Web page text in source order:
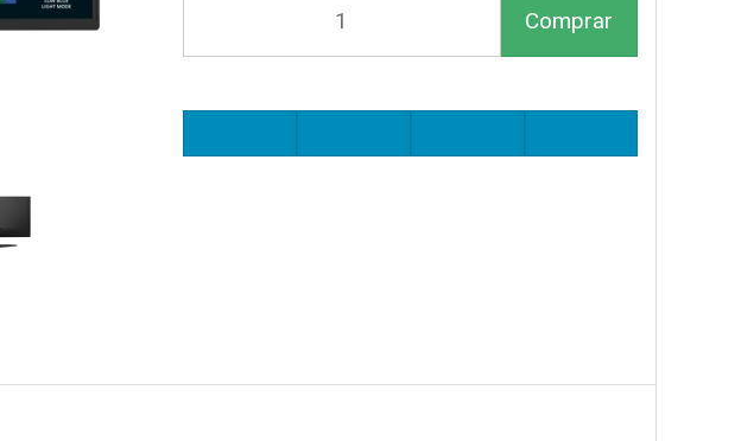
Comprar